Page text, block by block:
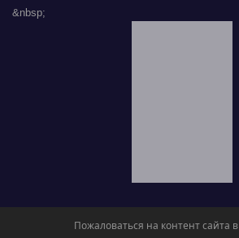
&nbsp;
Пожаловаться на контент cайта в